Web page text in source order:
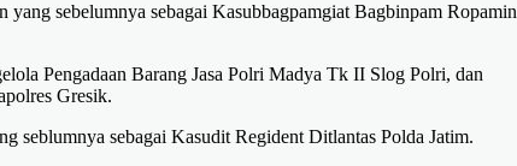
sebelumnya sebagai Kasubbagpamgiat Bagbinpam
Pengadaan Barang Jasa Polri Madya Tk II Slog Polri, dan
Gresik.
seblumnya sebagai Kasudit Regident Ditlantas Polda Jatim.